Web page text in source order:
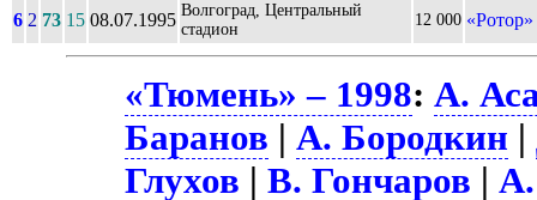
6 2 73 15 08.07.1995 Волгоград, Центральный
стадион
12 000
«Тюмень» – 1998:А.
Баранов |А. Бородкин |
Глухов |В. Гончаров |А.